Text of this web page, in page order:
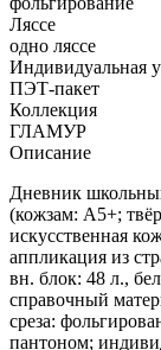
Ляссе
одно ляссе
Индивидуальная
ПЭТ-пакет
Коллекция
ГЛАМУР
Описание
Дневник
(кожзам: А5+;
искусственная
аппликация из
вн. блок: 48 л.,
справочный
среза:
пантоном;